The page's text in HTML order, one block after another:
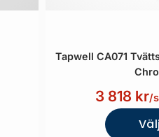
Tapwell CA071
3 818 kr/